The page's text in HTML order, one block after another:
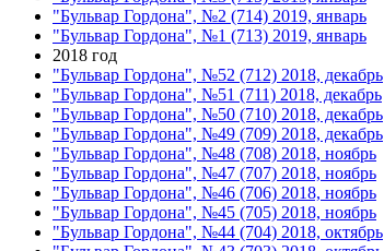
"Бульвар Гордона", №2 (714) 2019, январь
"Бульвар Гордона", №1 (713) 2019, январь
2018 год
"Бульвар Гордона", №52 (712) 2018, декабрь
"Бульвар Гордона", №51 (711) 2018, декабрь
"Бульвар Гордона", №50 (710) 2018, декабрь
"Бульвар Гордона", №49 (709) 2018, декабрь
"Бульвар Гордона", №48 (708) 2018, ноябрь
"Бульвар Гордона", №47 (707) 2018, ноябрь
"Бульвар Гордона", №46 (706) 2018, ноябрь
"Бульвар Гордона", №45 (705) 2018, ноябрь
"Бульвар Гордона", №44 (704) 2018, октябрь